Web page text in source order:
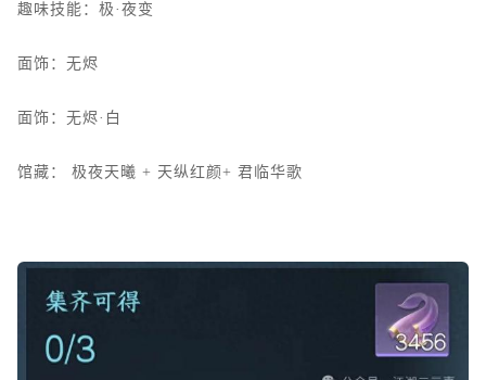
趣味技能：极·夜变
面饰：无烬
面饰：无烬·白
馆藏： 极夜天曦 + 天纵红颜+ 君临华歌